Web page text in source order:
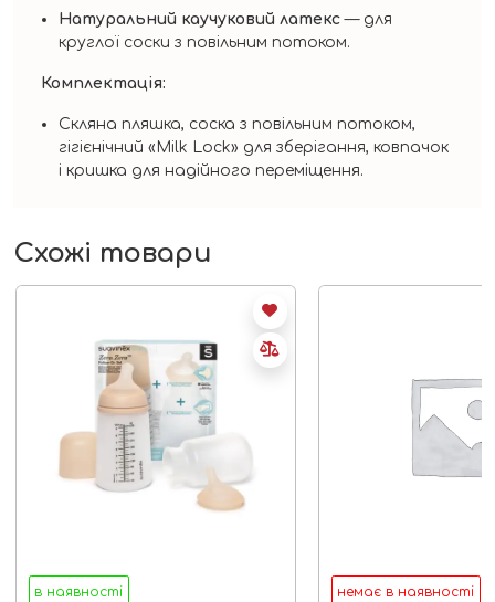
Натуральний каучуковий латекс— для
круглої соски з повільним потоком.
Комплектація:
Скляна пляшка, соска з повільним потоком,
гігієнічний «Milk Lock» для зберігання, ковпачок
і кришка для надійного переміщення.
Схожі товари
в наявності немає в наявності